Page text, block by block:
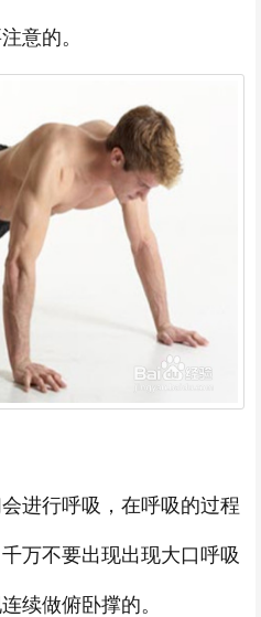
意的。
进行呼吸，在呼吸的过程
万不要出现出现大口呼吸
续做俯卧撑的。